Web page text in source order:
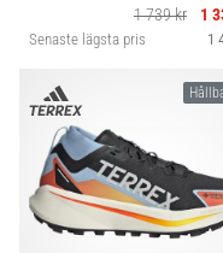
förebyggande
Löparknä,
även
känt
som
iliotibialbandssyndrom
(ITBS),
1 739 kr
1
Senaste lägsta pris 1